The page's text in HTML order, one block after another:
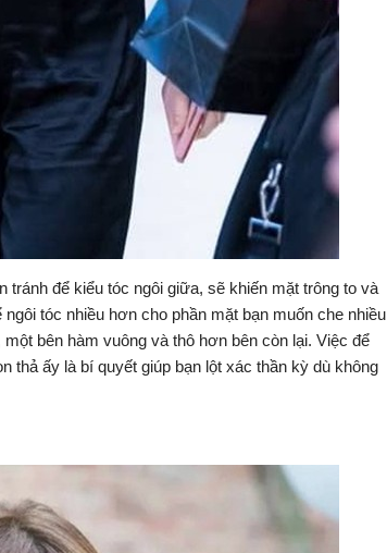
để kiểu tóc ngôi giữa, sẽ khiến mặt trông to và
tóc nhiều hơn cho phần mặt bạn muốn che nhiều
bên hàm vuông và thô hơn bên còn lại. Việc để
thả ấy là bí quyết giúp bạn lột xác thần kỳ dù không